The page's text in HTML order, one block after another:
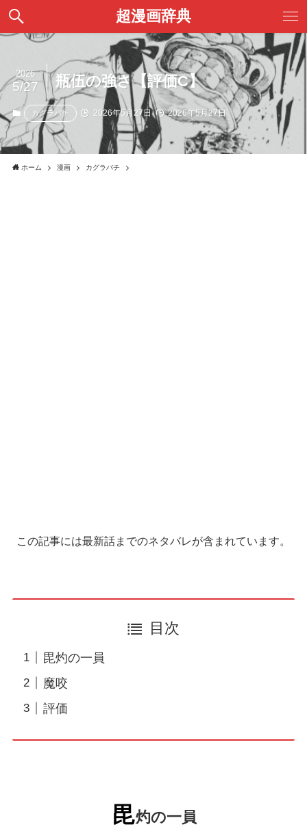
超漫画辞典
瓶伍の強さ【評価C】
2026
5/27
カグラバチ 2026年5月27日 2026年5月27日
ホーム 漫画 カグラバチ
この記事には最新話までのネタバレが含まれています。
目次
毘灼の一員
魔咬
評価
毘灼の一員